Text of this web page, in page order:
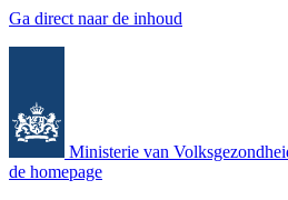
Ga direct naar de inhoud
Ministerie van
de homepage